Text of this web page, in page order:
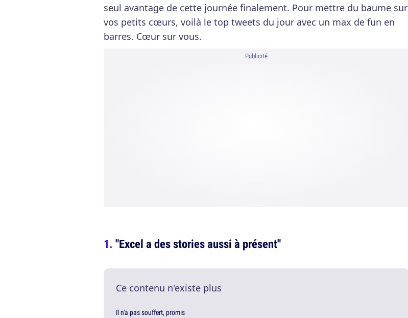
seul avantage de cette journée finalement. Pour mettre du baume sur
vos petits cœurs, voilà le top tweets du jour avec un max de fun en
barres. Cœur sur vous.
Publicité
"Excel a des stories aussi à présent"
Ce contenu n'existe plus
Il n'a pas souffert, promis